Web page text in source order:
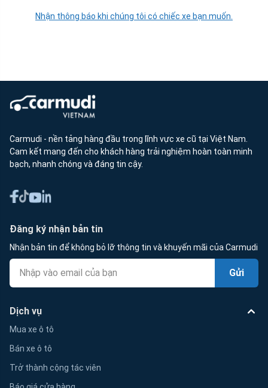
Nhận thông báo khi chúng tôi có chiếc xe bạn muốn.
Carmudi - nền tảng hàng đầu trong lĩnh vực xe cũ tại Việt Nam.
Cam kết mang đến cho khách hàng trải nghiệm hoàn toàn minh
bạch, nhanh chóng và đáng tin cậy.
Đăng ký nhận bản tin
Nhận bản tin để không bỏ lỡ thông tin và khuyến mãi của Carmudi
Gửi
Dịch vụ
Mua xe ô tô
Bán xe ô tô
Trở thành cộng tác viên